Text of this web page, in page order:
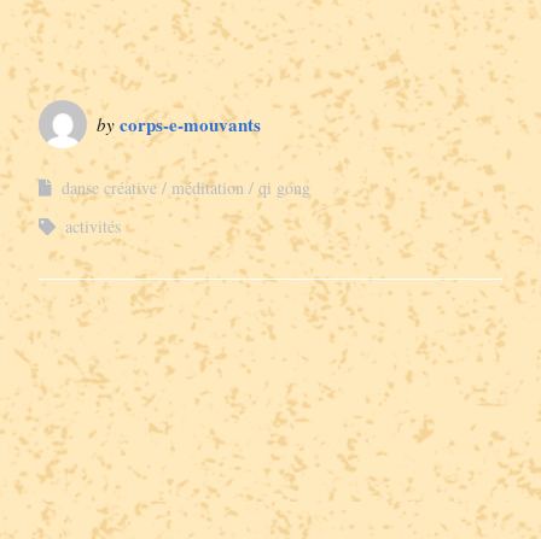
by corps-e-mouvants
danse créative méditation
qi gong
activités